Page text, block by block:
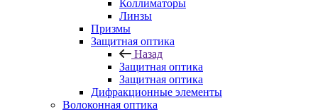
Коллиматоры
Линзы
Призмы
Защитная оптика
Назад
Защитная оптика
Защитная оптика
Дифракционные элементы
Волоконная оптика